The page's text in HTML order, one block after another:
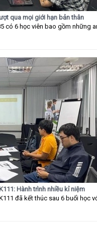
qua mọi giới hạn bản thân
có 6 học viên bao gồm những
Hành trình nhiều kỉ niệm
đã kết thúc sau 6 buổi học